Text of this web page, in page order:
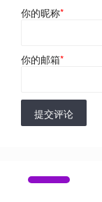
你的昵称*
你的邮箱*
提交评论